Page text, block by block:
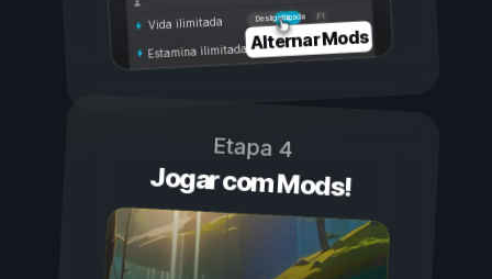
Ligada
Desligada
Vida ilimitada
Estamina ilimitadaAlternar Mods
Etapa 4
Jogar com Mods!